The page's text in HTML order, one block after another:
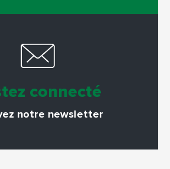
connecté
notre newsletter